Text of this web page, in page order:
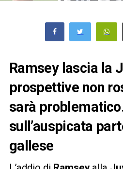
Ramsey lascia la
prospettive non
sarà
sull’auspicata
gallese